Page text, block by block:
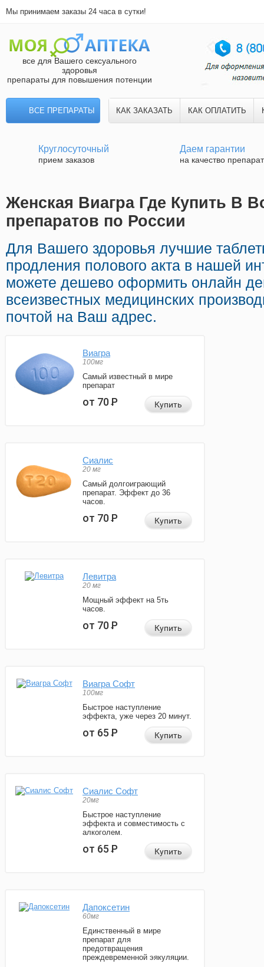
Мы принимаем заказы 24 часа в сутки!
все для Вашего сексуального
здоровья
препараты для повышения потенции
ВСЕ ПРЕПАРАТЫ КАК ЗАКАЗАТЬ КАК ОПЛАТИТЬ
Круглосуточный
прием заказов
Даем гарантии
на качество
Женская Виагра Где Купить В
препаратов по России
Для Вашего здоровья лучшие
продления полового акта в нашей
можете дешево оформить онлайн
всеизвестных медицинских
почтой на Ваш адрес.
Виагра
100мг
Самый известный в мире
препарат
от 70Р Купить
Сиалис
20 мг
Самый долгоиграющий
препарат. Эффект до 36
часов.
от 70Р Купить
Левитра
20 мг
Мощный эффект на 5ть
часов.
от 70Р Купить
Виагра Софт
100мг
Быстрое наступление
эффекта, уже через 20 минут.
от 65Р Купить
Сиалис Софт
20мг
Быстрое наступление
эффекта и совместимость с
алкоголем.
от 65Р Купить
Дапоксетин
60мг
Единственный в мире
препарат для
предотвращения
преждевременной эякуляции.